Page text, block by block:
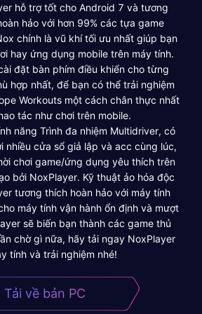
hỗ trợ tốt cho Android 7 và tương
hảo với hơn 99% các tựa game
chính là vũ khí tối ưu nhất giúp bạn
hay ứng dụng mobile trên máy tính.
đặt bàn phím điều khiển cho từng
hợp nhất, để bạn có thể trải nghiệm
Workouts một cách chân thực nhất
tác như chơi trên mobile.
năng Trình đa nhiệm Multidriver, có
nhiều cửa sổ giả lập và acc cùng lúc,
chơi game/ứng dụng yêu thích trên
bởi NoxPlayer. Kỹ thuật ảo hóa độc
tương thích hoàn hảo với máy tính
máy tính vận hành ổn định và mượt
sẽ biến bạn thành các game thủ
chờ gì nữa, hãy tải ngay NoxPlayer
tính và trải nghiệm nhé!
Tải về bản PC